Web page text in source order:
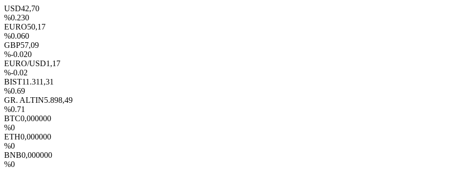
USD42,70
%0.230
EURO50,17
%0.060
GBP57,09
%-0.020
EURO/USD1,17
%-0.02
BIST11.311,31
%0.69
GR. ALTIN5.898,49
%0.71
BTC0,000000
%0
ETH0,000000
%0
BNB0,000000
%0